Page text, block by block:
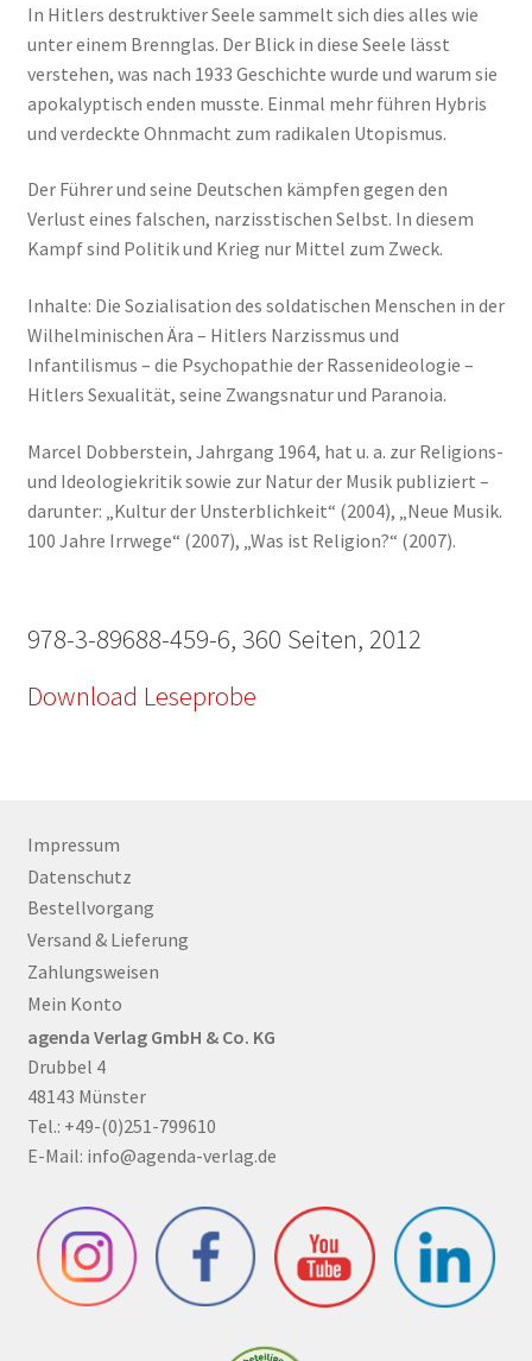
In Hitlers destruktiver Seele sammelt sich dies alles wie
unter einem Brennglas. Der Blick in diese Seele lässt
verstehen, was nach 1933 Geschichte wurde und warum sie
apokalyptisch enden musste. Einmal mehr führen Hybris
und verdeckte Ohnmacht zum radikalen Utopismus.
Der Führer und seine Deutschen kämpfen gegen den
Verlust eines falschen, narzisstischen Selbst. In diesem
Kampf sind Politik und Krieg nur Mittel zum Zweck.
Inhalte: Die Sozialisation des soldatischen Menschen in der
Wilhelminischen Ära – Hitlers Narzissmus und
Infantilismus – die Psychopathie der Rassenideologie –
Hitlers Sexualität, seine Zwangsnatur und Paranoia.
Marcel Dobberstein, Jahrgang 1964, hat u. a. zur Religions-
und Ideologiekritik sowie zur Natur der Musik publiziert –
darunter: „Kultur der Unsterblichkeit“ (2004), „Neue Musik.
100 Jahre Irrwege“ (2007), „Was ist Religion?“ (2007).
978-3-89688-459-6, 360 Seiten, 2012
Download Leseprobe
Impressum
Datenschutz
Bestellvorgang
Versand & Lieferung
Zahlungsweisen
Mein Konto
agenda Verlag GmbH & Co. KG
Drubbel 4
48143 Münster
Tel.: +49-(0)251-799610
E-Mail: info@agenda-verlag.de